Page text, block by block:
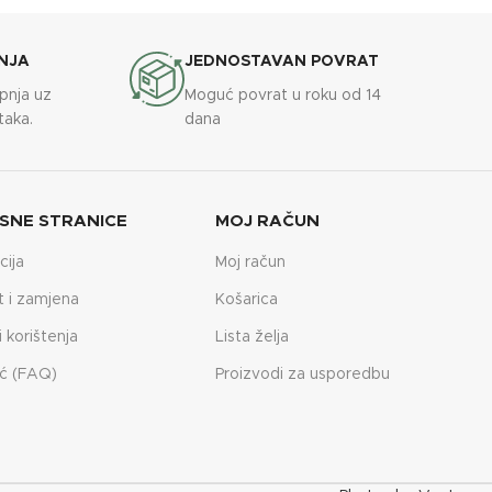
uz
JEDNOSTAVAN POVRAT
Moguć povrat u roku od 14
dana
STRANICE
i zamjena
korištenja
(FAQ)
MOJ RAČUN
Moj račun
Košarica
Lista želja
Proizvodi za usporedbu